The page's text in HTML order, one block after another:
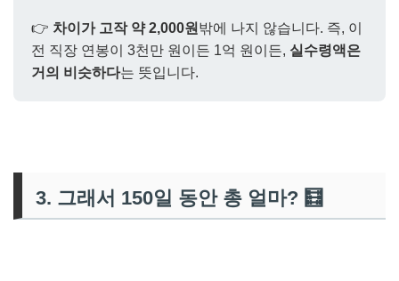
👉 차이가 고작 약 2,000원 밖에 나지 않습니다. 즉, 이
전 직장 연봉이 3천만 원이든 1억 원이든, 실수령액은
거의 비슷하다는 뜻입니다.
3. 그래서 150일 동안 총 얼마? 🧮